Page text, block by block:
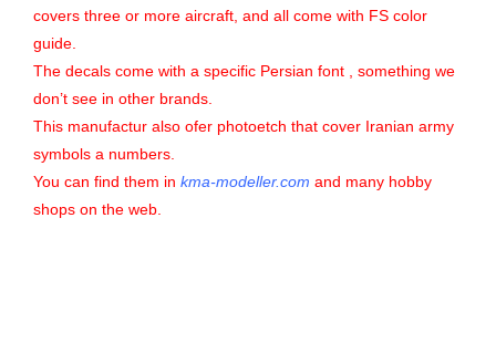
covers three or more aircraft, and all come with FS color
guide.
The decals come with a specific Persian font , something we
don’t see in other brands.
This manufactur also ofer photoetch that cover Iranian army
symbols a numbers.
You can find them in kma-modeller.com and many hobby
shops on the web.